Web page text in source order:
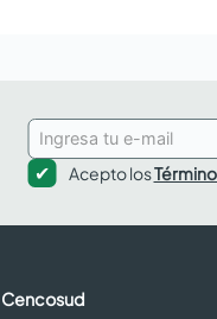
Acepto los
Cencosud